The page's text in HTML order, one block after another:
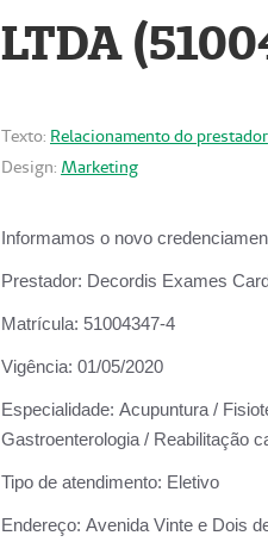
LTDA
Texto: Relacionamento do prestador
Design: Marketing
Informamos o novo
Prestador: Decordis Exames
Matrícula: 51004347-4
Vigência: 01/05/2020
Especialidade: Acupuntura /
Gastroenterologia / Reabilitação
Tipo de atendimento: Eletivo
Endereço: Avenida Vinte e Dois